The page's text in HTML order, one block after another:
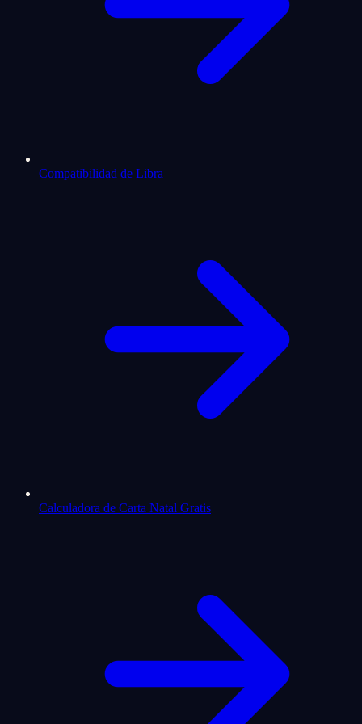
Compatibilidad de Libra
Calculadora de Carta Natal Gratis